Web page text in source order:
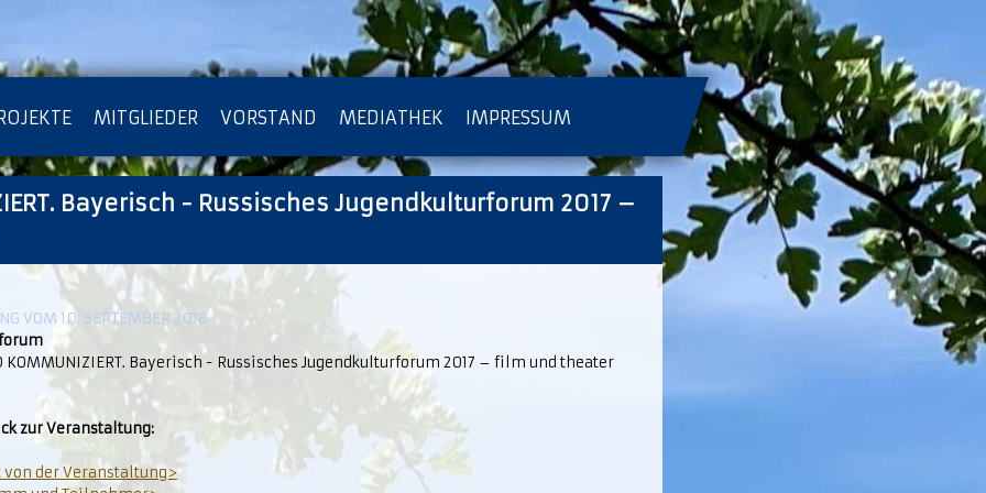
MITGLIEDER VORSTAND MEDIATHEK IMPRESSUM
ARCHIV
Bayerisch - Russisches Jugendkulturforum 2017 –
VOM 10. SEPTEMBER 2018
KOMMUNIZIERT. Bayerisch - Russisches Jugendkulturforum 2017 – film und theater
zur Veranstaltung:
von der Veranstaltung>